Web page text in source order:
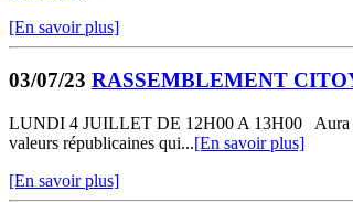
[En savoir plus]
03/07/23 RASSEMBLEMENT
LUNDI 4 JUILLET DE 12H00 A 13H00 Aura
valeurs républicaines qui...[En savoir plus]
[En savoir plus]